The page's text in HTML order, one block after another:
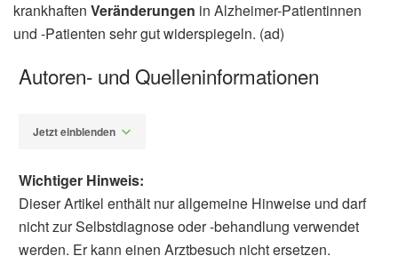
krankhaften Veränderungen in Alzheimer-Patientinnen
und -Patienten sehr gut widerspiegeln. (ad)
Autoren- und Quelleninformationen
Jetzt einblenden
Wichtiger Hinweis:
Dieser Artikel enthält nur allgemeine Hinweise und darf
nicht zur Selbstdiagnose oder -behandlung verwendet
werden. Er kann einen Arztbesuch nicht ersetzen.